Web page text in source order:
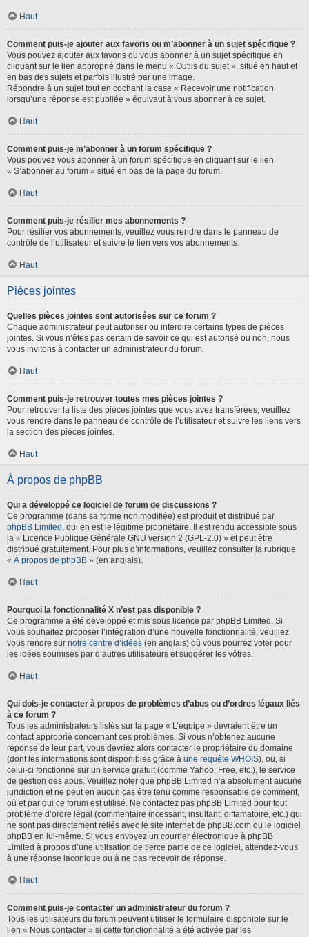
Haut
Comment puis-je ajouter aux favoris ou m’abonner à un sujet spécifique ?
Vous pouvez ajouter aux favoris ou vous abonner à un sujet spécifique en
cliquant sur le lien approprié dans le menu « Outils du sujet », situé en haut et
en bas des sujets et parfois illustré par une image.
Répondre à un sujet tout en cochant la case « Recevoir une notification
lorsqu’une réponse est publiée » équivaut à vous abonner à ce sujet.
Haut
Comment puis-je m’abonner à un forum spécifique ?
Vous pouvez vous abonner à un forum spécifique en cliquant sur le lien
« S’abonner au forum » situé en bas de la page du forum.
Haut
Comment puis-je résilier mes abonnements ?
Pour résilier vos abonnements, veuillez vous rendre dans le panneau de
contrôle de l’utilisateur et suivre le lien vers vos abonnements.
Haut
Pièces jointes
Quelles pièces jointes sont autorisées sur ce forum ?
Chaque administrateur peut autoriser ou interdire certains types de pièces
jointes. Si vous n’êtes pas certain de savoir ce qui est autorisé ou non, nous
vous invitons à contacter un administrateur du forum.
Haut
Comment puis-je retrouver toutes mes pièces jointes ?
Pour retrouver la liste des pièces jointes que vous avez transférées, veuillez
vous rendre dans le panneau de contrôle de l’utilisateur et suivre les liens vers
la section des pièces jointes.
Haut
À propos de phpBB
Qui a développé ce logiciel de forum de discussions ?
Ce programme (dans sa forme non modifiée) est produit et distribué par
phpBB Limited , qui en est le légitime propriétaire. Il est rendu accessible sous
la « Licence Publique Générale GNU version 2 (GPL-2.0) » et peut être
distribué gratuitement. Pour plus d’informations, veuillez consulter la rubrique
« À propos de phpBB » (en anglais).
Haut
Pourquoi la fonctionnalité X n’est pas disponible ?
Ce programme a été développé et mis sous licence par phpBB Limited. Si
vous souhaitez proposer l’intégration d’une nouvelle fonctionnalité, veuillez
vous rendre sur notre centre d’idées (en anglais) où vous pourrez voter pour
les idées soumises par d’autres utilisateurs et suggérer les vôtres.
Haut
Qui dois-je contacter à propos de problèmes d’abus ou d’ordres légaux liés
à ce forum ?
Tous les administrateurs listés sur la page « L’équipe » devraient être un
contact approprié concernant ces problèmes. Si vous n’obtenez aucune
réponse de leur part, vous devriez alors contacter le propriétaire du domaine
(dont les informations sont disponibles grâce à une requête WHOIS), ou, si
celui-ci fonctionne sur un service gratuit (comme Yahoo, Free, etc.), le service
de gestion des abus. Veuillez noter que phpBB Limited n’a absolument aucune
juridiction et ne peut en aucun cas être tenu comme responsable de comment,
où et par qui ce forum est utilisé. Ne contactez pas phpBB Limited pour tout
problème d’ordre légal (commentaire incessant, insultant, diffamatoire, etc.) qui
ne sont pas directement reliés avec le site internet de phpBB.com ou le logiciel
phpBB en lui-même. Si vous envoyez un courrier électronique à phpBB
Limited à propos d’une utilisation de tierce partie de ce logiciel, attendez-vous
à une réponse laconique ou à ne pas recevoir de réponse.
Haut
Comment puis-je contacter un administrateur du forum ?
Tous les utilisateurs du forum peuvent utiliser le formulaire disponible sur le
lien « Nous contacter » si cette fonctionnalité a été activée par les